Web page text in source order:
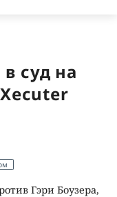
суд на
Гэри Боузера,